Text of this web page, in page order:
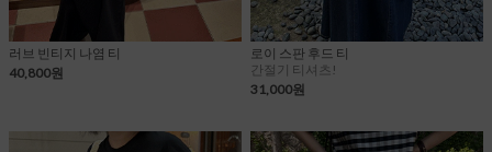
러브 빈티지 나염 티
40,800원
로이 스판 후드 티
간절기 티셔츠!
31,000원